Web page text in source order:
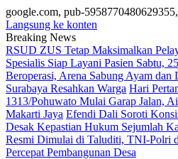
google.com, pub-
Langsung ke konten
Breaking News
RSUD ZUS Tetap Maksimalkan
Spesialis Siap Layani Pasien Sabtu,
Beroperasi, Arena Sabung Ayam dan
Surabaya Resahkan Warga Hari
1313/Pohuwato Mulai Garap Jalan,
Makarti Jaya Efendi Dali Soroti
Desak Kepastian Hukum Sejumlah
Resmi Dimulai di Taluditi, TNI-Polri
Percepat Pembangunan Desa